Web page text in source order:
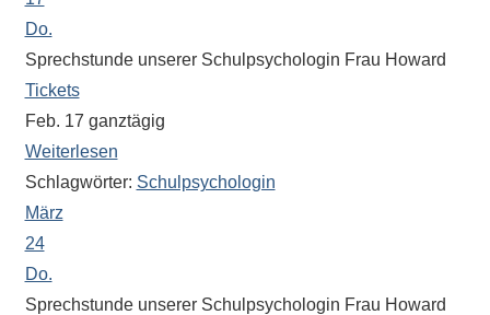
Do.
Sprechstunde unserer Schulpsychologin Frau Howard
Tickets
Feb. 17 ganztägig
Weiterlesen
Schlagwörter: Schulpsychologin
März
24
Do.
Sprechstunde unserer Schulpsychologin Frau Howard